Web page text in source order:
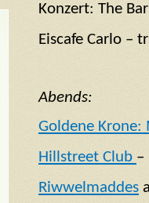
Konzert: The
Eiscafe Carlo –
Abends:
Goldene
Hillstreet Club –
Riwwelmaddes